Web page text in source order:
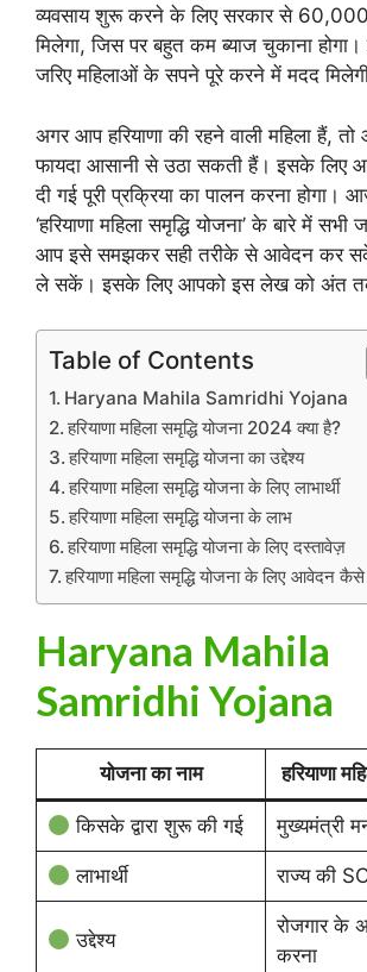
व्यवसाय शुरू करने के लिए सरकार से
मिलेगा, जिस पर बहुत कम ब्याज चुकाना
जरिए महिलाओं के सपने पूरे करने में मदद
अगर आप हरियाणा की रहने वाली महिला हैं,
फायदा आसानी से उठा सकती हैं। इसके लिए
दी गई पूरी प्रक्रिया का पालन करना
‘हरियाणा महिला समृद्धि योजना’ के बारे में सभी
आप इसे समझकर सही तरीके से आवेदन कर
ले सकें। इसके लिए आपको इस लेख को अंत तक
Table of Contents
Haryana Mahila Samridhi Yojana
हरियाणा महिला समृद्धि योजना 2024 क्या है?
हरियाणा महिला समृद्धि योजना का उद्देश्य
हरियाणा महिला समृद्धि योजना के लिए लाभार्थी
हरियाणा महिला समृद्धि योजना के लाभ
हरियाणा महिला समृद्धि योजना के लिए दस्तावेज़
हरियाणा महिला समृद्धि योजना के लिए आवेदन
Haryana Mahila
Samridhi Yojana
योजना का नाम हरियाणा
किसके द्वारा शुरू की गई मुख्यमंत्री
लाभार्थी राज्य की
उद्देश्य
रोजगार के
करना